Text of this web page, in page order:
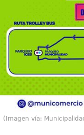
(Imagen vía: